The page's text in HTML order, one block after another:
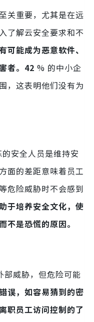
关重要，尤其是在远
了解云安全要求和不
可能成为恶意软件、
者。42 % 的中小企
，这表明他们没有为
安全人员是维持安
面的差距意味着员工
危险威胁时不会感到
于培养安全文化，使
不是恐慌的原因。
威胁，但危险可能
误，如容易猜到的密
职员工访问控制的了